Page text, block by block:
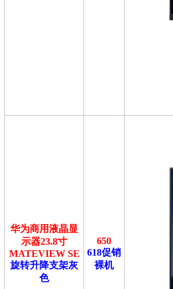
华为商用液晶显
示器23.8寸
MATEVIEW SE
旋转升降支架灰
色
650
618促销
裸机